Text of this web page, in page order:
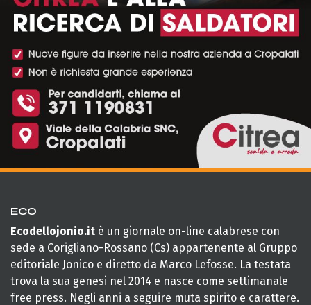
ECO
Ecodellojonio.it è un giornale on-line calabrese con
sede a Corigliano-Rossano (Cs) appartenente al Gruppo
editoriale Jonico e diretto da Marco Lefosse. La testata
trova la sua genesi nel 2014 e nasce come settimanale
free press. Negli anni a seguire muta spirito e carattere.